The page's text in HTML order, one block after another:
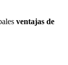
ventajas de